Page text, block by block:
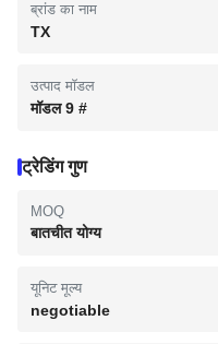
ब्रांड का नाम
TX
उत्पाद मॉडल
मॉडल 9 #
ट्रेडिंग गुण
MOQ
बातचीत योग्य
यूनिट मूल्य
negotiable